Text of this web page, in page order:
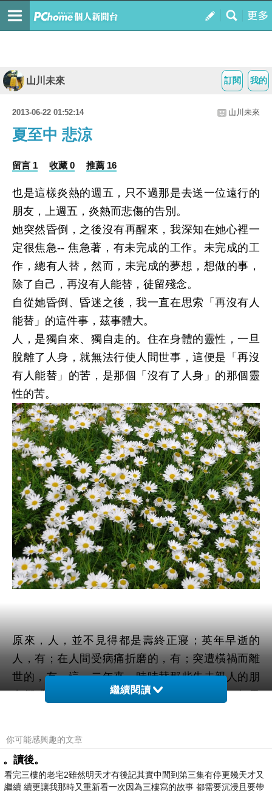
我的
訂閱
山川未來
2013-06-22 01:52:14 山川未來
夏至中 悲涼
留言 1 收藏 0 推薦 16
也是這樣炎熱的週五，只不過那是去送一位遠行的
朋友，上週五，炎熱而悲傷的告別。
她突然昏倒，之後沒有再醒來，我深知在她心裡一
定很焦急--焦急著，有未完成的工作。未完成的工
作，總有人替，然而，未完成的夢想，想做的事，
除了自己，再沒有人能替，徒留殘念。
自從她昏倒、昏迷之後，我一直在思索「再沒有人
能替」的這件事，茲事體大。
人，是獨自來、獨自走的。住在身體的靈性，一旦
脫離了人身，就無法行使人間世事，這便是「再沒
有人能替」的苦，是那個「沒有了人身」的那個靈
性的苦。
原來，人，並不見得都是壽終正寢；英年早逝的
人，有；在人間受病痛折磨的，有；突遭橫禍而離
世的，有。這一二年來，時時替那些失去親人的朋
友們感到不捨，不捨他們因悲傷而身心凋敝。如果
在一掬哀悼的淚、或惋歎「R.I.P.」、怨歎「人生無
常」、或祝願往生者解除肉身的痛楚到更美好的世
繼續閱讀
你可能感興趣的文章
。讀後。
看完三樓的老宅2雖然明天才有後記其實中間到第三集有停更幾天才又
繼續 續更讓我那時又重新看一次因為三樓寫的故事 都需要沉浸且要帶